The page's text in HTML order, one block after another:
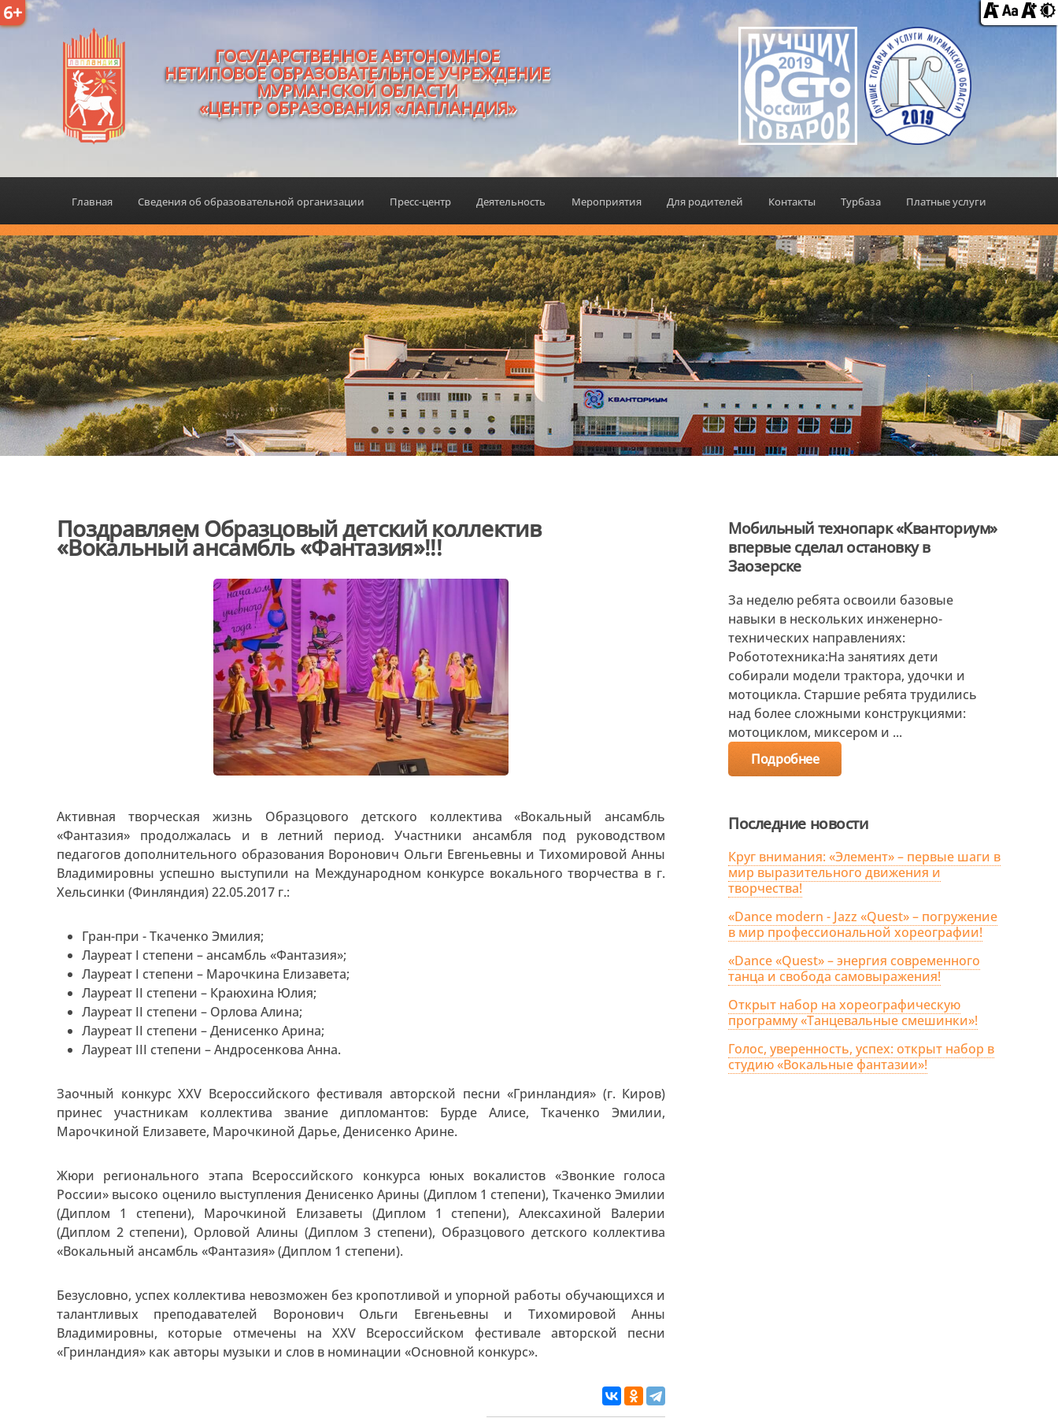
6+
ГОСУДАРСТВЕННОЕ АВТОНОМНОЕ
НЕТИПОВОЕ ОБРАЗОВАТЕЛЬНОЕ УЧРЕЖДЕНИЕ
МУРМАНСКОЙ ОБЛАСТИ
«ЦЕНТР ОБРАЗОВАНИЯ «ЛАПЛАНДИЯ»
Главная Сведения об образовательной организации Пресс-центр Деятельность Мероприятия Для родителей Контакты Турбаза Платные услуги
Поздравляем Образцовый детский коллектив
«Вокальный ансамбль «Фантазия»!!!
Активная творческая жизнь Образцового детского коллектива «Вокальный ансамбль
«Фантазия» продолжалась и в летний период. Участники ансамбля под руководством
педагогов дополнительного образования Воронович Ольги Евгеньевны и Тихомировой Анны
Владимировны успешно выступили на Международном конкурсе вокального творчества в г.
Хельсинки (Финляндия) 22.05.2017 г.:
Гран-при - Ткаченко Эмилия;
Лауреат I степени – ансамбль «Фантазия»;
Лауреат I степени – Марочкина Елизавета;
Лауреат II степени – Краюхина Юлия;
Лауреат II степени – Орлова Алина;
Лауреат II степени – Денисенко Арина;
Лауреат III степени – Андросенкова Анна.
Заочный конкурс XXV Всероссийского фестиваля авторской песни «Гринландия» (г. Киров)
принес участникам коллектива звание дипломантов: Бурде Алисе, Ткаченко Эмилии,
Марочкиной Елизавете, Марочкиной Дарье, Денисенко Арине.
Жюри регионального этапа Всероссийского конкурса юных вокалистов «Звонкие голоса
России» высоко оценило выступления Денисенко Арины (Диплом 1 степени), Ткаченко Эмилии
(Диплом 1 степени), Марочкиной Елизаветы (Диплом 1 степени), Алексахиной Валерии
(Диплом 2 степени), Орловой Алины (Диплом 3 степени), Образцового детского коллектива
«Вокальный ансамбль «Фантазия» (Диплом 1 степени).
Безусловно, успех коллектива невозможен без кропотливой и упорной работы обучающихся и
талантливых преподавателей Воронович Ольги Евгеньевны и Тихомировой Анны
Владимировны, которые отмечены на XXV Всероссийском фестивале авторской песни
«Гринландия» как авторы музыки и слов в номинации «Основной конкурс».
Мобильный технопарк «Кванториум»
впервые сделал остановку в
Заозерске
За неделю ребята освоили базовые
навыки в нескольких инженерно-
технических направлениях:
Робототехника:На занятиях дети
собирали модели трактора, удочки и
мотоцикла. Старшие ребята трудились
над более сложными конструкциями:
мотоциклом, миксером и ...
Подробнее
Последние новости
Круг внимания: «Элемент» – первые шаги в
мир выразительного движения и
творчества!
«Dance modern - Jazz «Quest» – погружение
в мир профессиональной хореографии!
«Dance «Quest» – энергия современного
танца и свобода самовыражения!
Открыт набор на хореографическую
программу «Танцевальные смешинки»!
Голос, уверенность, успех: открыт набор в
студию «Вокальные фантазии»!